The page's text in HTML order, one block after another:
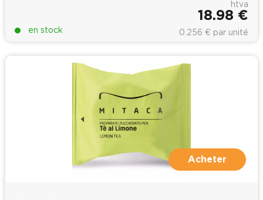
en stock
htva
18.98 €
0.256 € par unité
Acheter